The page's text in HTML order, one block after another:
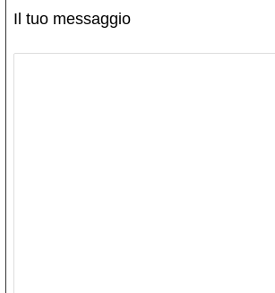
Il tuo messaggio